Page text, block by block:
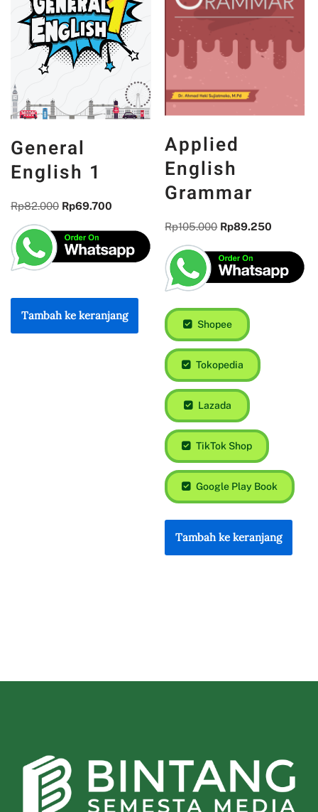
General
English 1
Rp82.000 Rp69.700
Tambah ke keranjang
Applied
English
Grammar
Rp105.000 Rp89.250
Shopee
Tokopedia
Lazada
TikTok Shop
Google Play Book
Tambah ke keranjang